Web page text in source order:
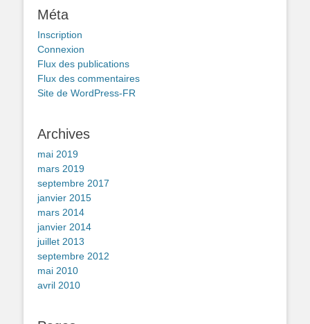
Méta
Inscription
Connexion
Flux des publications
Flux des commentaires
Site de WordPress-FR
Archives
mai 2019
mars 2019
septembre 2017
janvier 2015
mars 2014
janvier 2014
juillet 2013
septembre 2012
mai 2010
avril 2010